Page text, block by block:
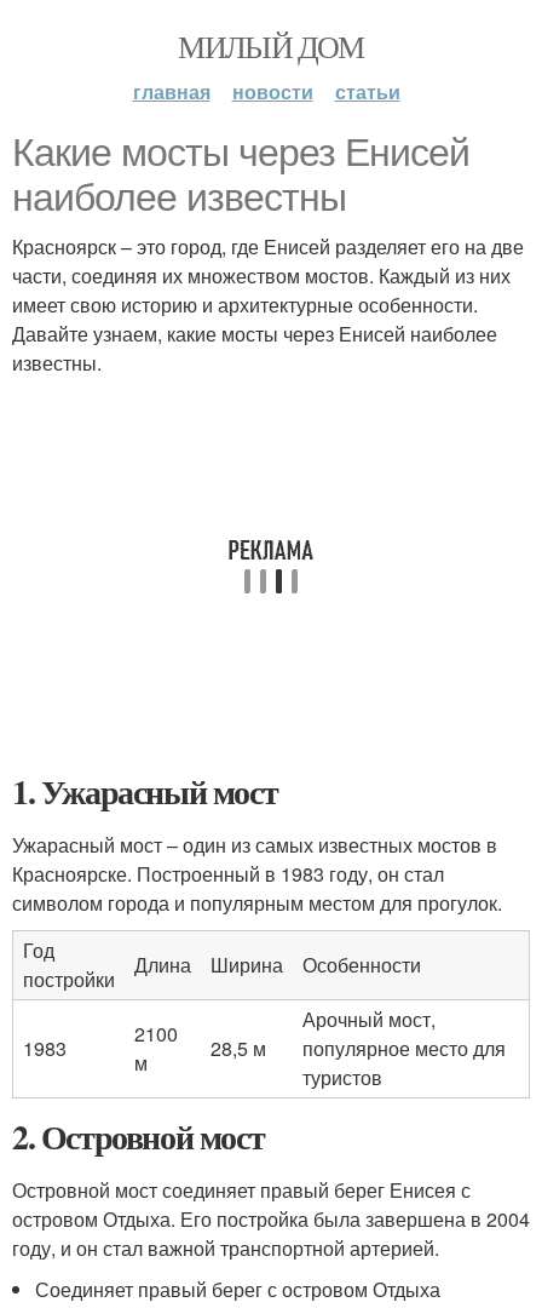
МИЛЫЙ ДОМ
главная новости статьи
Какие мосты через Енисей
наиболее известны
Красноярск – это город, где Енисей разделяет его на две
части, соединяя их множеством мостов. Каждый из них
имеет свою историю и архитектурные особенности.
Давайте узнаем, какие мосты через Енисей наиболее
известны.
1. Ужарасный мост
Ужарасный мост – один из самых известных мостов в
Красноярске. Построенный в 1983 году, он стал
символом города и популярным местом для прогулок.
Год
постройки
Длина Ширина Особенности
1983
2100
м
28,5 м
Арочный мост,
популярное место для
туристов
2. Островной мост
Островной мост соединяет правый берег Енисея с
островом Отдыха. Его постройка была завершена в 2004
году, и он стал важной транспортной артерией.
Соединяет правый берег с островом Отдыха